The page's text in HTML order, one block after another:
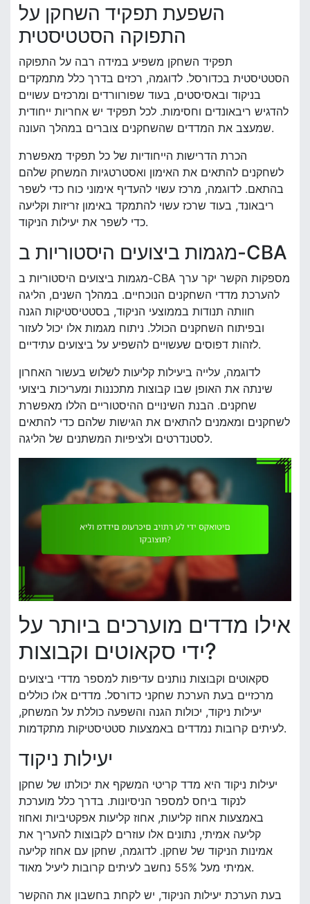
השפעת תפקיד השחקן על
התפוקה הסטטיסטית
תפקיד השחקן משפיע במידה רבה על התפוקה
הסטטיסטית בכדורסל. לדוגמה, רכזים בדרך כלל מתמקדים
בניקוד ובאסיסטים, בעוד שפורוורדים ומרכזים עשויים
להדגיש ריבאונדים וחסימות. לכל תפקיד יש אחריות ייחודית
שמעצב את המדדים שהשחקנים צוברים במהלך העונה.
הכרת הדרישות הייחודיות של כל תפקיד מאפשרת
לשחקנים להתאים את האימון ואסטרטגיות המשחק שלהם
בהתאם. לדוגמה, מרכז עשוי להעדיף אימוני כוח כדי לשפר
ריבאונד, בעוד שרכז עשוי להתמקד באימון זריזות וקליעה
כדי לשפר את יעילות הניקוד.
מגמות ביצועים היסטוריות ב-CBA
מגמות ביצועים היסטוריות ב-CBA מספקות הקשר יקר ערך
להערכת מדדי השחקנים הנוכחיים. במהלך השנים, הליגה
חוותה תנודות בממוצעי הניקוד, בסטטיסטיקות הגנה
ובפיתוח השחקנים הכולל. ניתוח מגמות אלו יכול לעזור
לזהות דפוסים שעשויים להשפיע על ביצועים עתידיים.
לדוגמה, עלייה ביעילות קליעות לשלוש בעשור האחרון
שינתה את האופן שבו קבוצות מתכננות ומעריכות ביצועי
שחקנים. הבנת השינויים ההיסטוריים הללו מאפשרת
לשחקנים ומאמנים להתאים את הגישות שלהם כדי להתאים
לסטנדרטים ולציפיות המשתנים של הליגה.
אילו מדדים מוערכים ביותר על
ידי סקאוטים וקבוצות?
סקאוטים וקבוצות נותנים עדיפות למספר מדדי ביצועים
מרכזיים בעת הערכת שחקני כדורסל. מדדים אלו כוללים
יעילות ניקוד, יכולות הגנה והשפעה כוללת על המשחק,
לעיתים קרובות נמדדים באמצעות סטטיסטיקות מתקדמות.
יעילות ניקוד
יעילות ניקוד היא מדד קריטי המשקף את יכולתו של שחקן
לנקוד ביחס למספר הניסיונות. בדרך כלל מוערכת
באמצעות אחוז קליעות, אחוז קליעות אפקטיביות ואחוז
קליעה אמיתי, נתונים אלו עוזרים לקבוצות להעריך את
אמינות הניקוד של שחקן. לדוגמה, שחקן עם אחוז קליעה
אמיתי מעל 55% נחשב לעיתים קרובות ליעיל מאוד.
בעת הערכת יעילות הניקוד, יש לקחת בחשבון את ההקשר